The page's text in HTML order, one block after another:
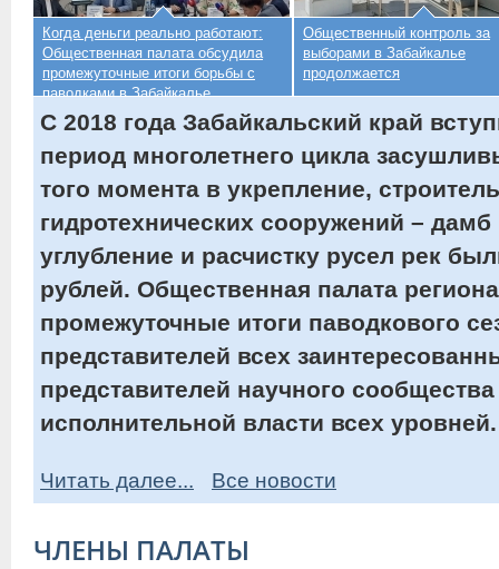
Когда деньги реально работают:
Общественная палата обсудила
промежуточные итоги борьбы с
паводками в Забайкалье
Общественный контроль за
выборами в Забайкалье
продолжается
С 2018 года Забайкальский край
период многолетнего цикла
того момента в укрепление,
гидротехнических сооружений –
углубление и расчистку русел рек
рублей. Общественная палата
промежуточные итоги паводкового
представителей всех
представителей научного
исполнительной власти всех уровней.
Читать далее... Все новости
ЧЛЕНЫ ПАЛАТЫ